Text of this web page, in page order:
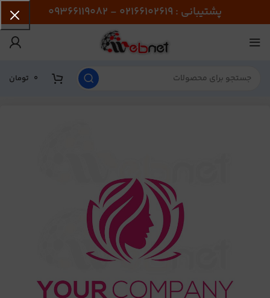
پشتیبانی : 02166102619 - 09366119082
0 تومان